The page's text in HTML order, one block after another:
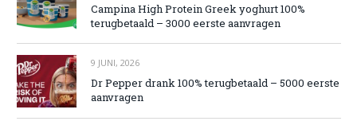
Campina High Protein Greek yoghurt 100%
terugbetaald – 3000 eerste aanvragen
9 JUNI, 2026
Dr Pepper drank 100% terugbetaald – 5000 eerste
aanvragen